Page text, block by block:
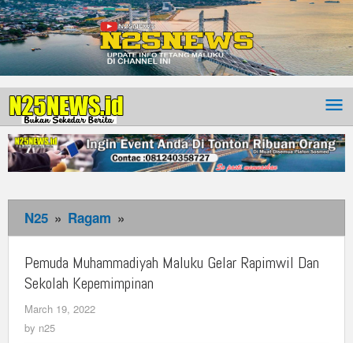
N25 » Ragam »
Muhammadiyah
Maluku
Gelar
Pemuda Muhammadiyah Maluku Gelar Rapimwil Dan
Sekolah Kepemimpinan
March 19, 2022
by n25